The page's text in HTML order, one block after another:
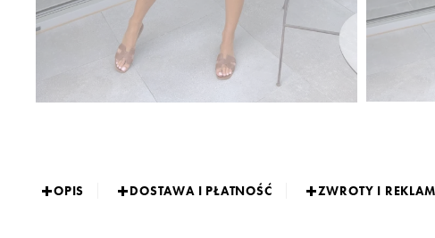
OPIS DOSTAWA I PŁATNOŚĆ ZWROTY I